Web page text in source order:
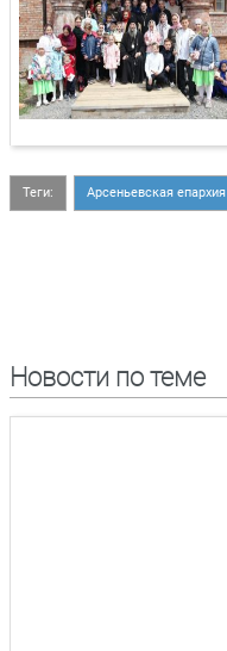
Теги: Арсеньевская епархия
Новости по теме